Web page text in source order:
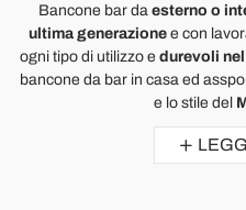
Bancone bar da esterno o
ultima generazione e con
ogni tipo di utilizzo e durevoli
bancone da bar in casa ed
e lo stile del